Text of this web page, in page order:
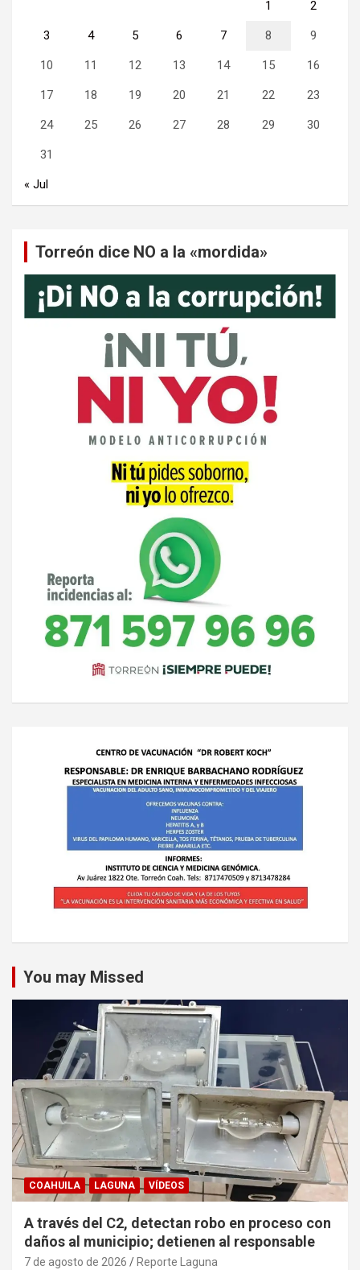
1 2
3 4 5 6 7 8 9
10 11 12 13 14 15 16
17 18 19 20 21 22 23
24 25 26 27 28 29 30
31
« Jul
Torreón dice NO a la «mordida»
You may Missed
COAHUILA LAGUNA VÍDEOS
A través del C2, detectan robo en proceso con
daños al municipio; detienen al responsable
7 de agosto de 2026 Reporte Laguna